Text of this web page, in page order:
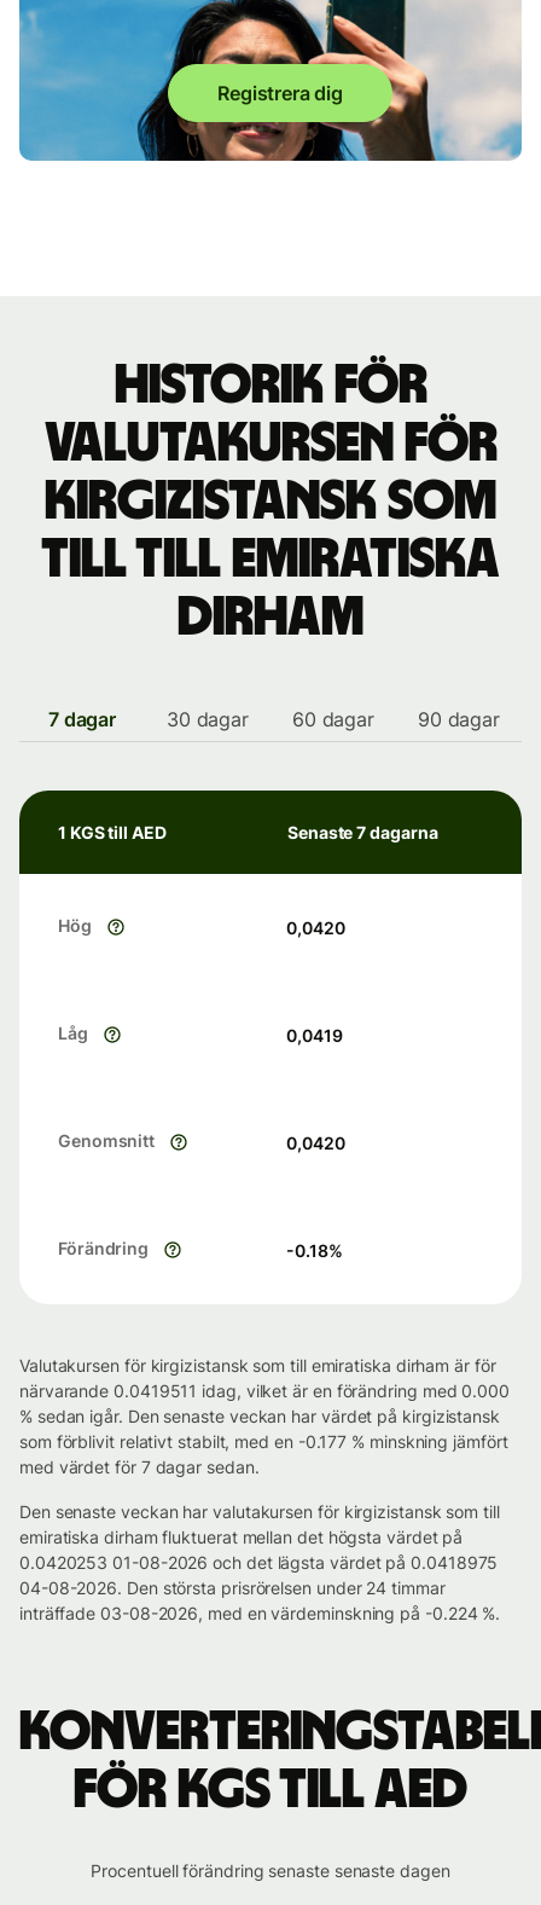
Registrera dig
Historik för
valutakursen för
kirgizistansk som
till till emiratiska
dirham
7 dagar 30 dagar 60 dagar 90 dagar
1 KGS till AED Senaste 7 dagarna
Hög 0,0420
Låg 0,0419
Genomsnitt 0,0420
Förändring -0.18%
Valutakursen för kirgizistansk som till emiratiska dirham är för
närvarande 0.0419511 idag, vilket är en förändring med 0.000
% sedan igår. Den senaste veckan har värdet på kirgizistansk
som förblivit relativt stabilt, med en -0.177 % minskning jämfört
med värdet för 7 dagar sedan.
Den senaste veckan har valutakursen för kirgizistansk som till
emiratiska dirham fluktuerat mellan det högsta värdet på
0.0420253 01-08-2026 och det lägsta värdet på 0.0418975
04-08-2026. Den största prisrörelsen under 24 timmar
inträffade 03-08-2026, med en värdeminskning på -0.224 %.
för KGS till AED
Procentuell förändring senaste senaste dagen